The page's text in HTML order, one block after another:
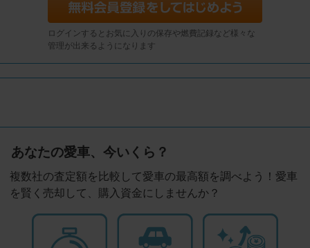
ログインするとお気に入りの保存や燃費記録など様々な
管理が出来るようになります
あなたの愛車、今いくら？
複数社の査定額を比較して愛車の最高額を調べよう！愛車
を賢く売却して、購入資金にしませんか？